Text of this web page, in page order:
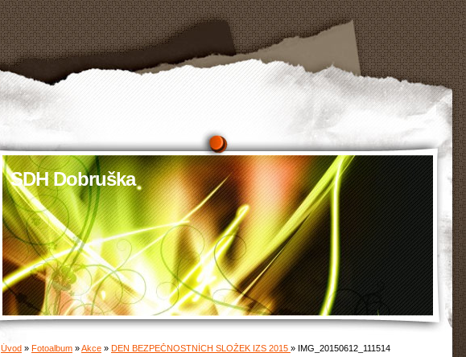
SDH Dobruška
Úvod » Fotoalbum »Akce » DEN BEZPEČNOSTNÍCH SLOŽEK IZS 2015 » IMG_20150612_111514